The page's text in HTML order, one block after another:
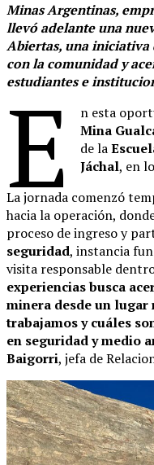
Minas Argentinas,
llevó adelante una
Abiertas, una iniciativa
con la comunidad y
estudiantes e
E
n esta
Mina
de la
Jáchal, en
La jornada comenzó
hacia la operación,
proceso de ingreso y
seguridad, instancia
visita responsable
experiencias busca
minera desde un
trabajamos y cuáles
en seguridad y medio
Baigorri, jefa de